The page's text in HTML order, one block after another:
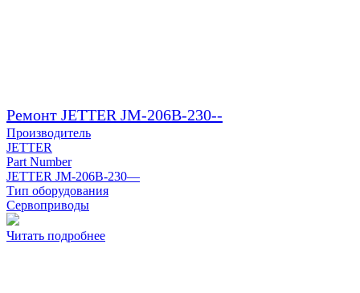
Ремонт JETTER JM-206B-230--
Производитель
JETTER
Part Number
JETTER JM-206B-230—
Тип оборудования
Сервоприводы
Читать подробнее